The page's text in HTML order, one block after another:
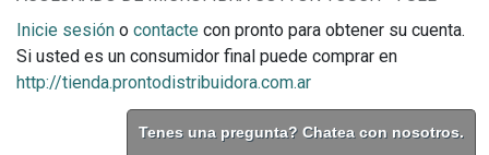
Inicie sesión o contacte con pronto para obtener su cuenta.
Si usted es un consumidor final puede comprar en
http://tienda.prontodistribuidora.com.ar
Tenes una pregunta? Chatea con nosotros.